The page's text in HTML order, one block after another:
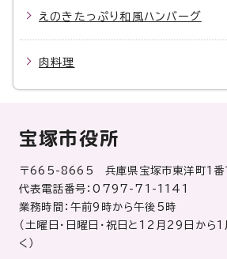
えのきたっぷり和風ハンバーグ
肉料理
宝塚市役所
〒665-8665 兵庫県宝塚市東洋町1番
代表電話番号：0797-71-1141
業務時間：午前9時から午後5時
（土曜日・日曜日・祝日と12月29日から
く）